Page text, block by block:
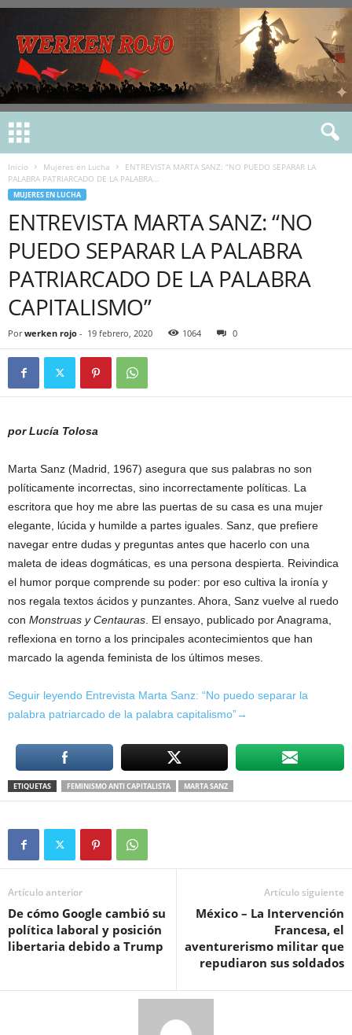
Inicio Mujeres en Lucha
ENTREVISTA MARTA SANZ: “NO PUEDO SEPARAR LA
PALABRA PATRIARCADO DE LA PALABRA...
MUJERES EN LUCHA
ENTREVISTA MARTA SANZ: “NO
PUEDO SEPARAR LA PALABRA
PATRIARCADO DE LA PALABRA
CAPITALISMO”
Por werken rojo - 19 febrero, 2020 1064 0
por Lucía Tolosa
Marta Sanz (Madrid, 1967) asegura que sus palabras no son
políticamente incorrectas, sino incorrectamente políticas. La
escritora que hoy me abre las puertas de su casa es una mujer
elegante, lúcida y humilde a partes iguales. Sanz, que prefiere
navegar entre dudas y preguntas antes que hacerlo con una
maleta de ideas dogmáticas, es una persona despierta. Reivindica
el humor porque comprende su poder: por eso cultiva la ironía y
nos regala textos ácidos y punzantes. Ahora, Sanz vuelve al ruedo
con Monstruas y Centauras . El ensayo, publicado por Anagrama,
reflexiona en torno a los principales acontecimientos que han
marcado la agenda feminista de los últimos meses.
Seguir leyendo Entrevista Marta Sanz: “No puedo separar la
palabra patriarcado de la palabra capitalismo”→
ETIQUETAS FEMINISMO ANTI CAPITALISTA MARTA SANZ
Artículo anterior
De cómo Google cambió su
política laboral y posición
libertaria debido a Trump
Artículo siguiente
México – La Intervención
Francesa, el
aventurerismo militar que
repudiaron sus soldados